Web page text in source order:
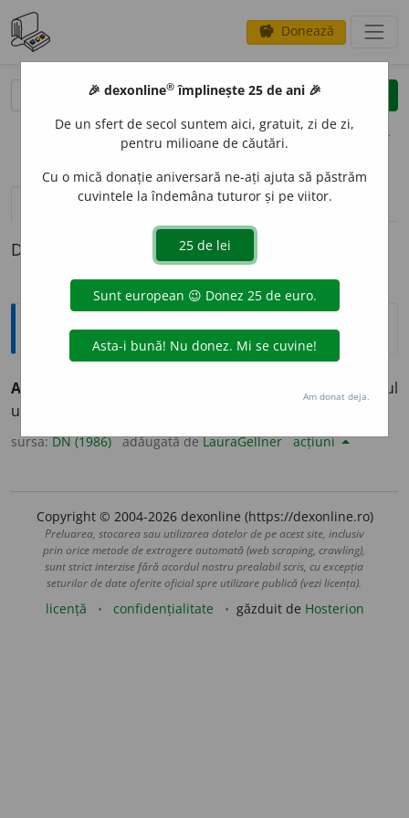
savings Donează
clear
opțiuni
definiții (1)
Definiția cu ID-ul 392598:
Explicative DEX
ADRAG
Gumă vegetală secretată de trunchiul
unui arbust. [<
sursa:DN (1986) adăugată deLauraGellner acțiuni
Copyright © 2004-2026 dexonline (https://dexonline.ro)
Preluarea, stocarea sau utilizarea datelor de pe acest site, inclusiv
prin orice metode de extragere automată (web scraping, crawling),
sunt strict interzise fără acordul nostru prealabil scris, cu excepția
seturilor de date oferite oficial spre utilizare publică (vezi licența).
licență confidențialitate găzduit de Hosterion
🎉 dexonline® împlinește 25 de ani 🎉
De un sfert de secol suntem aici, gratuit, zi de zi,
pentru milioane de căutări.
Cu o mică donație aniversară ne-ați ajuta să păstrăm
cuvintele la îndemâna tuturor și pe viitor.
Am donat deja.